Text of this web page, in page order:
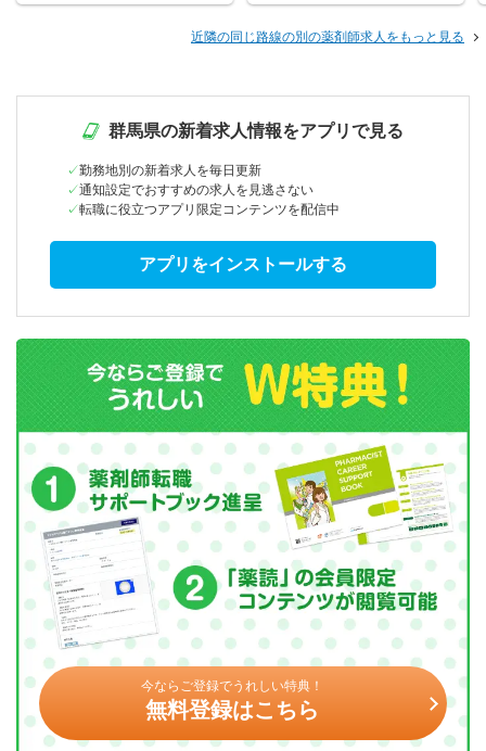
近隣の同じ路線の別の薬剤師求人をもっと見る
群馬県の新着求人情報をアプリで見る
勤務地別の新着求人を毎日更新
通知設定でおすすめの求人を見逃さない
転職に役立つアプリ限定コンテンツを配信中
アプリをインストールする
今ならご登録でうれしい特典！
無料登録はこちら